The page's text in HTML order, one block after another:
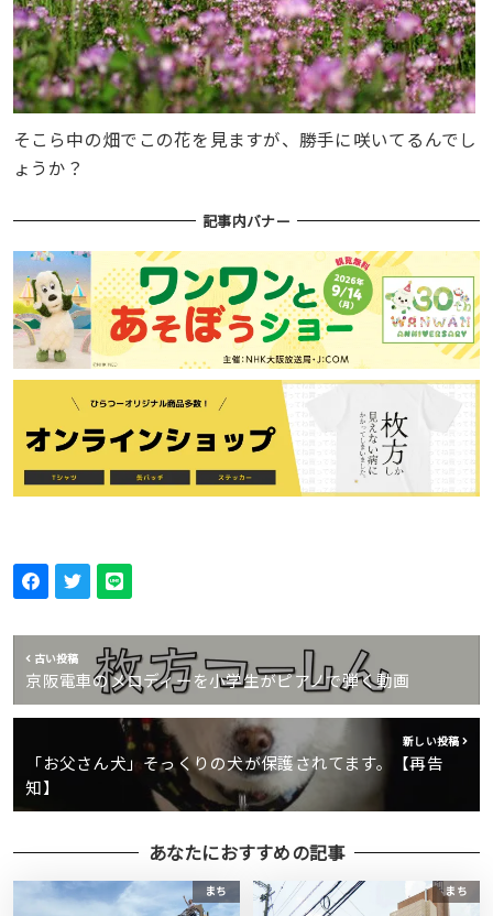
そこら中の畑でこの花を見ますが、勝手に咲いてるんでし
ょうか？
記事内バナー
古い投稿
京阪電車のメロディーを小学生がピアノで弾く動画
新しい投稿
「お父さん犬」そっくりの犬が保護されてます。【再告
知】
あなたにおすすめの記事
まち まち